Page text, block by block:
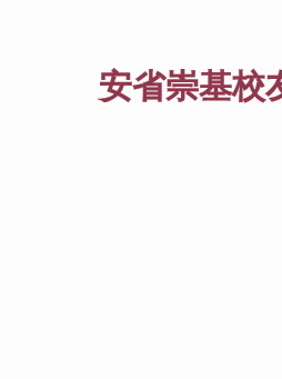
安省崇基校